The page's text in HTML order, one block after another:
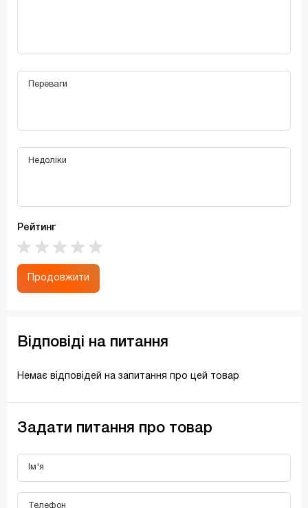
Рейтинг
Продовжити
Відповіді на питання
Немає відповідей на запитання про цей товар
Задати питання про товар